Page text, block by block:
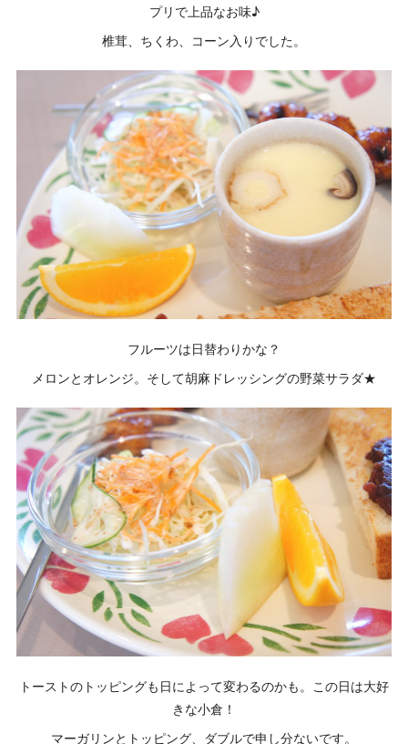
プリで上品なお味♪
椎茸、ちくわ、コーン入りでした。
フルーツは日替わりかな？
メロンとオレンジ。そして胡麻ドレッシングの野菜サラダ★
トーストのトッピングも日によって変わるのかも。この日は大好
きな小倉！
マーガリンとトッピング、ダブルで申し分ないです。